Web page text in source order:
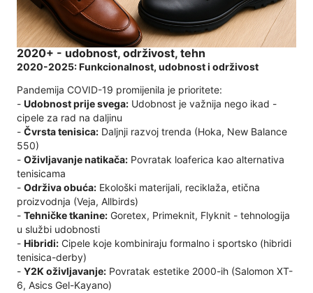
2020+ - udobnost, održivost, tehn
2020-2025: Funkcionalnost, udobnost i održivost
Pandemija COVID-19 promijenila je prioritete:
- Udobnost prije svega: Udobnost je važnija nego ikad -
cipele za rad na daljinu
- Čvrsta tenisica: Daljnji razvoj trenda (Hoka, New Balance
550)
- Oživljavanje natikača: Povratak loaferica kao alternativa
tenisicama
- Održiva obuća: Ekološki materijali, reciklaža, etična
proizvodnja (Veja, Allbirds)
- Tehničke tkanine: Goretex, Primeknit, Flyknit - tehnologija
u službi udobnosti
- Hibridi: Cipele koje kombiniraju formalno i sportsko (hibridi
tenisica-derby)
- Y2K oživljavanje: Povratak estetike 2000-ih (Salomon XT-
6, Asics Gel-Kayano)